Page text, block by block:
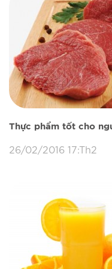
Thực phẩm tốt cho
26/02/2016 17:Th2